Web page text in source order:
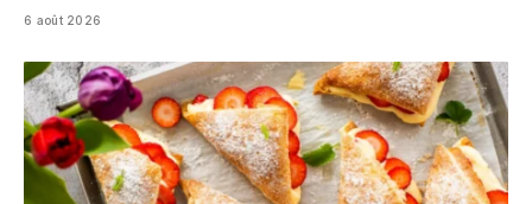
6 août 2026
© DR